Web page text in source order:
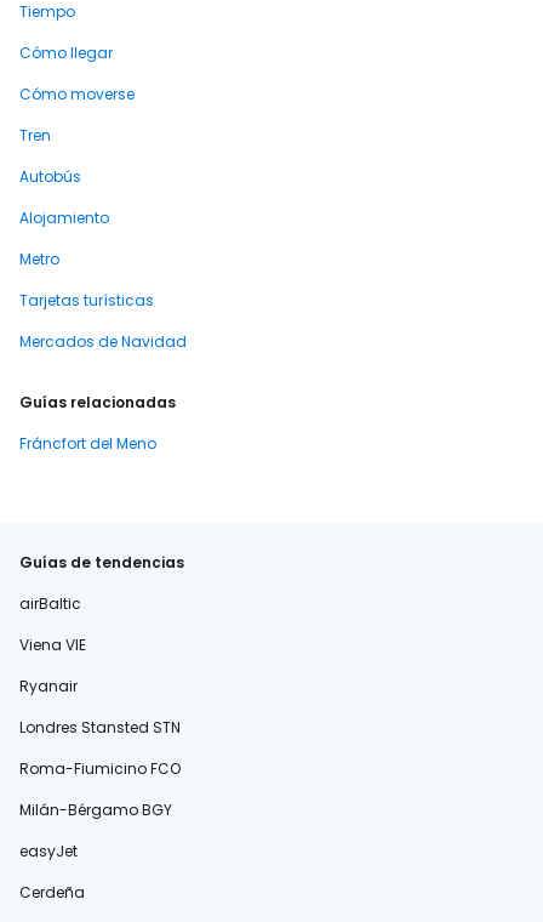
Tiempo
Cómo llegar
Cómo moverse
Tren
Autobús
Alojamiento
Metro
Tarjetas turísticas
Mercados de Navidad
Guías relacionadas
Fráncfort del Meno
Guías de tendencias
airBaltic
Viena VIE
Ryanair
Londres Stansted STN
Roma-Fiumicino FCO
Milán-Bérgamo BGY
easyJet
Cerdeña